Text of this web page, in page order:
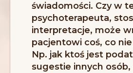
świadomości. Czy w
psychoterapeuta,
interpretacje, może
pacjentowi coś, co
Np. jak ktoś jest
sugestie innych